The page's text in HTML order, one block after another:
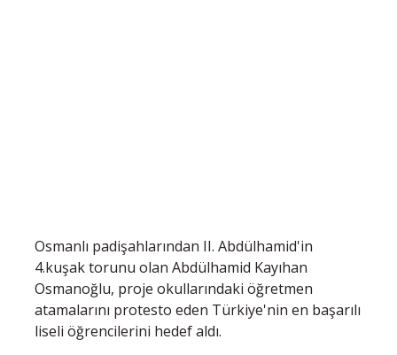
Osmanlı padişahlarından II. Abdülhamid'in
4.kuşak torunu olan Abdülhamid Kayıhan
Osmanoğlu, proje okullarındaki öğretmen
atamalarını protesto eden Türkiye'nin en başarılı
liseli öğrencilerini hedef aldı.